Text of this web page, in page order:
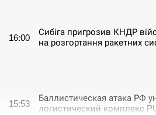
16:00
Сибіга пригрозив КНДР
на розгортання ракетних
15:53
Баллистическая атака РФ
логистический комплекс